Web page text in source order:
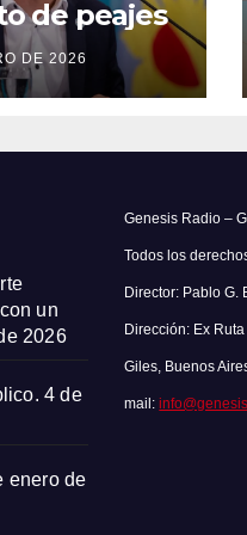
de peajes
DE 2026
un
2026
4 de
enero de
Genesis Radio –
Todos los
Director: Pablo G.
Dirección: Ex
Giles, Buenos
mail: